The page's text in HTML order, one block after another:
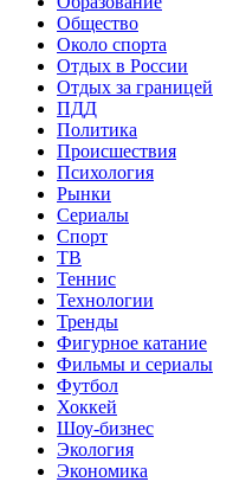
Общество
Около спорта
Отдых в России
Отдых за границей
ПДД
Политика
Происшествия
Психология
Рынки
Сериалы
Спорт
ТВ
Теннис
Технологии
Тренды
Фигурное катание
Фильмы и сериалы
Футбол
Хоккей
Шоу-бизнес
Экология
Экономика